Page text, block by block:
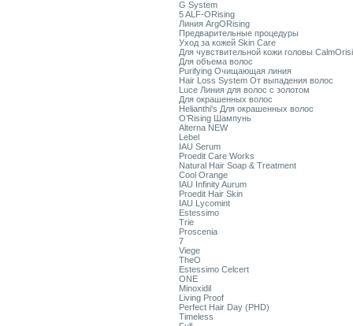
G System
5 ALF-ORising
Линия ArgORising
Предварительные процедуры
Уход за кожей Skin Care
Для чувствительной кожи головы
Для объема волос
Purifying Очищающая линия
Hair Loss System От выпадения волос
Luce Линия для волос с золотом
Для окрашенных волос
Helianthi's Для окрашенных волос
O’Rising Шампунь
Alterna NEW
Lebel
IAU Serum
Proedit Care Works
Natural Hair Soap & Treatment
Cool Orange
IAU Infinity Aurum
Proedit Hair Skin
IAU Lycomint
Estessimo
Trie
Proscenia
7
Viege
TheO
Estessimo Celcert
ONE
Minoxidil
Living Proof
Perfect Hair Day (PHD)
Timeless